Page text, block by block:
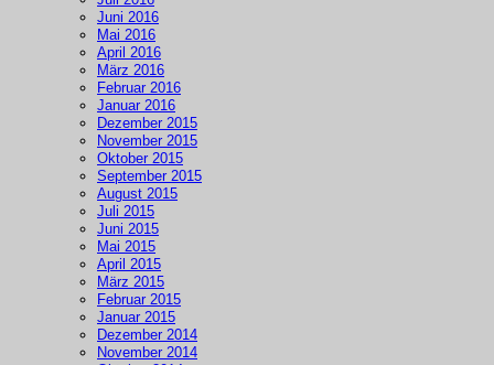
Juni 2016
Mai 2016
April 2016
März 2016
Februar 2016
Januar 2016
Dezember 2015
November 2015
Oktober 2015
September 2015
August 2015
Juli 2015
Juni 2015
Mai 2015
April 2015
März 2015
Februar 2015
Januar 2015
Dezember 2014
November 2014